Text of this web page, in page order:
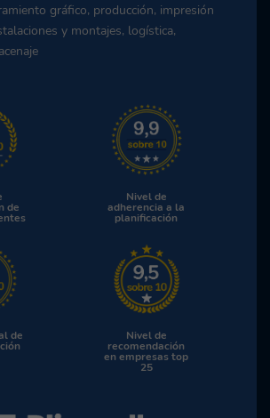
gráfico, producción, impresión
y montajes, logística,
de
Nivel de
adherencia a la
planificación
de Nivel de
recomendación
en empresas top
25